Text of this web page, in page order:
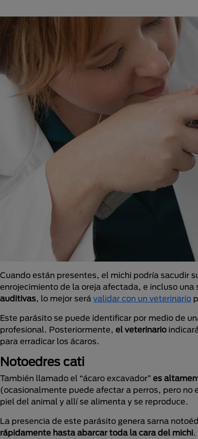
Cuando están presentes, el michi podría sacudir
enrojecimiento de la oreja afectada, e incluso una
auditivas, lo mejor será validar con un veterinario
Este parásito se puede identificar por medio de
profesional. Posteriormente, el veterinario
para erradicar los ácaros.
Notoedres cati
También llamado el “ácaro excavador” es
(ocasionalmente puede afectar a perros, pero no
piel del animal y allí se alimenta y se reproduce.
La presencia de este parásito genera sarna
rápidamente hasta abarcar toda la cara del michi.